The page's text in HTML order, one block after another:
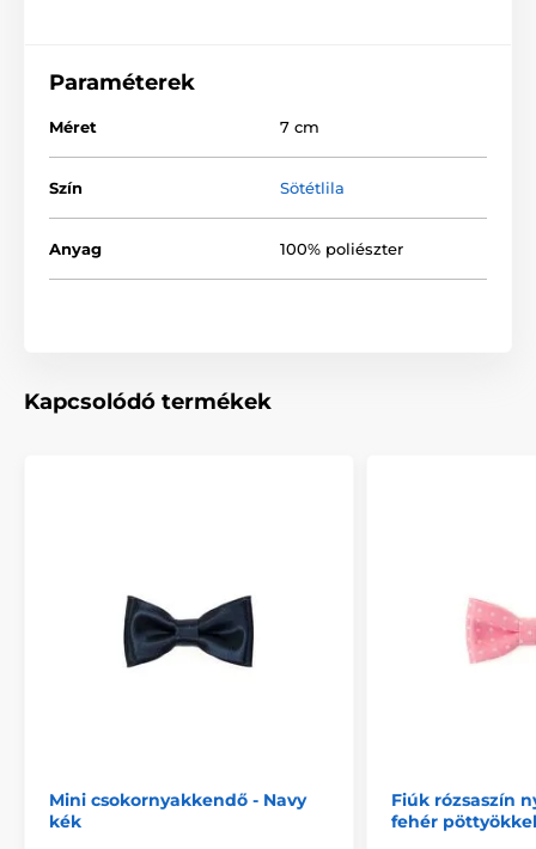
Paraméterek
Méret 7 cm
Szín Sötétlila
Anyag 100% poliészter
Kapcsolódó termékek
Mini csokornyakkendő - Navy
kék
Fiúk rózsaszín
fehér pöttyökkel